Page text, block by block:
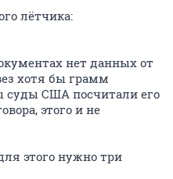
лётчика:
нет данных от
хотя бы грамм
суды США посчитали его
этого и не
этого нужно три